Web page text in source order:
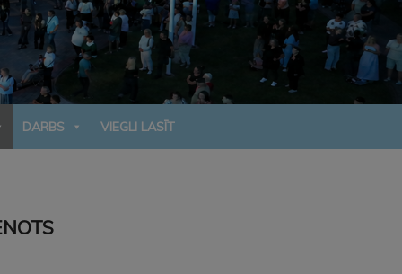
DARBS VIEGLI LASĪT